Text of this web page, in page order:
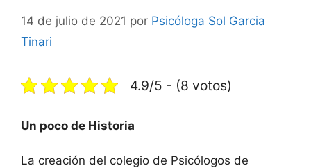
14 de julio de 2021 por Psicóloga Sol Garcia
Tinari
4.9/5 - (8 votos)
Un poco de Historia
La creación del colegio de Psicólogos de